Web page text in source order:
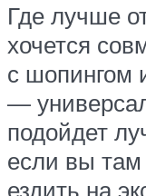
Где лучше
хочется
с шопингом
—
подойдет
если вы
ездить на